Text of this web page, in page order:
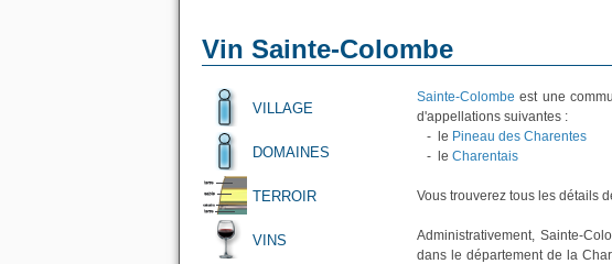
Vin Sainte-Colombe
VILLAGE
DOMAINES
TERROIR
VINS
Sainte-Colombe est une
d'appellations suivantes :
- le Pineau des Charentes
- le Charentais
Vous trouverez tous les détails
Administrativement, Sainte-
dans le département de la